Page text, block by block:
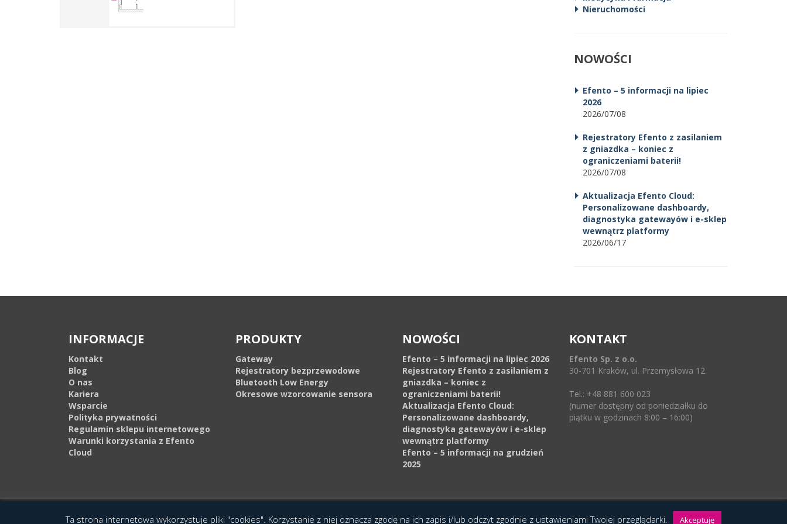
Nieruchomości
NOWOŚCI
Efento – 5 informacji na lipiec
2026
2026/07/08
Rejestratory Efento z zasilaniem
z gniazdka – koniec z
ograniczeniami baterii!
2026/07/08
Aktualizacja Efento Cloud:
Personalizowane dashboardy,
diagnostyka gatewayów i e-sklep
wewnątrz platformy
2026/06/17
INFORMACJE
Kontakt
Blog
O nas
Kariera
Wsparcie
Polityka prywatności
Regulamin sklepu internetowego
Warunki korzystania z Efento
Cloud
PRODUKTY
Gateway
Rejestratory bezprzewodowe
Bluetooth Low Energy
Okresowe wzorcowanie sensora
NOWOŚCI
Efento – 5 informacji na lipiec 2026
Rejestratory Efento z zasilaniem z
gniazdka – koniec z
ograniczeniami baterii!
Aktualizacja Efento Cloud:
Personalizowane dashboardy,
diagnostyka gatewayów i e-sklep
wewnątrz platformy
Efento – 5 informacji na grudzień
2025
KONTAKT
Efento Sp. z o.o.
30-701 Kraków, ul. Przemysłowa 12
Tel.: +48 881 600 023
(numer dostępny od poniedziałku do
piątku w godzinach 8:00 – 16:00)
© 2016 Copyright by Efento. All rights reserved. Projekt i wykonanieAgencja Interaktywna Epoka (e-poka.com).
Ta strona internetowa wykorzystuje pliki "cookies". Korzystanie z niej oznacza zgodę na ich zapis i/lub odczyt zgodnie z ustawieniami Twojej przeglądarki. Akceptuję